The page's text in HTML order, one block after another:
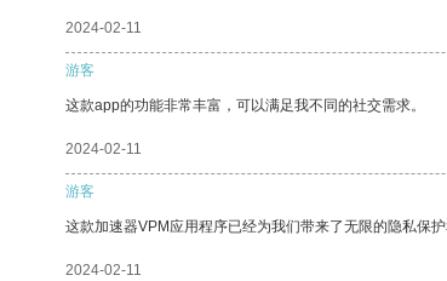
2024-02-11
游客
这款app的功能非常丰富，可以满足我不同的社交需求。
2024-02-11
游客
这款加速器VPM应用程序已经为我们带来了无限的隐私保护
2024-02-11